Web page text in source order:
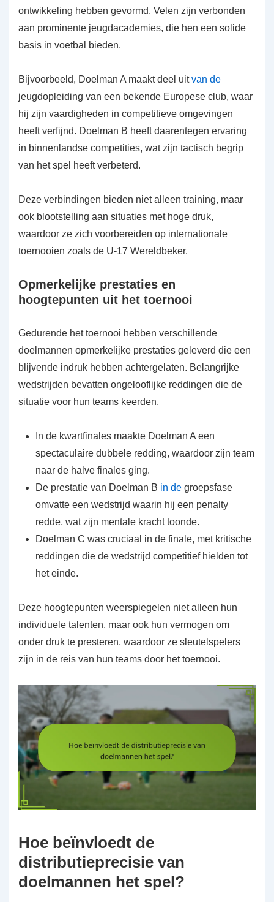
ontwikkeling hebben gevormd. Velen zijn verbonden
aan prominente jeugdacademies, die hen een solide
basis in voetbal bieden.
Bijvoorbeeld, Doelman A maakt deel uitvan de
jeugdopleiding van een bekende Europese club, waar
hij zijn vaardigheden in competitieve omgevingen
heeft verfijnd. Doelman B heeft daarentegen ervaring
in binnenlandse competities, wat zijn tactisch begrip
van het spel heeft verbeterd.
Deze verbindingen bieden niet alleen training, maar
ook blootstelling aan situaties met hoge druk,
waardoor ze zich voorbereiden op internationale
toernooien zoals de U-17 Wereldbeker.
Opmerkelijke prestaties en
hoogtepunten uit het toernooi
Gedurende het toernooi hebben verschillende
doelmannen opmerkelijke prestaties geleverd die een
blijvende indruk hebben achtergelaten. Belangrijke
wedstrijden bevatten ongelooflijke reddingen die de
situatie voor hun teams keerden.
In de kwartfinales maakte Doelman A een
spectaculaire dubbele redding, waardoor zijn team
naar de halve finales ging.
De prestatie van Doelman B in de groepsfase
omvatte een wedstrijd waarin hij een penalty
redde, wat zijn mentale kracht toonde.
Doelman C was cruciaal in de finale, met kritische
reddingen die de wedstrijd competitief hielden tot
het einde.
Deze hoogtepunten weerspiegelen niet alleen hun
individuele talenten, maar ook hun vermogen om
onder druk te presteren, waardoor ze sleutelspelers
zijn in de reis van hun teams door het toernooi.
Hoe beïnvloedt de
distributieprecisie van
doelmannen het spel?